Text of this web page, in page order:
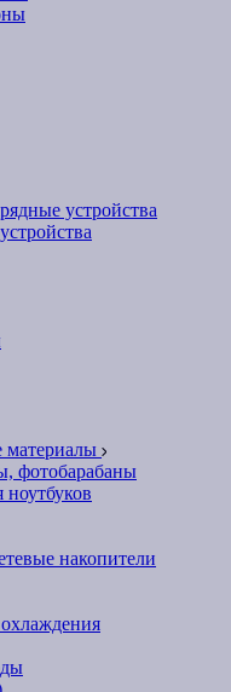
устройства
материалы
фотобарабаны
накопители